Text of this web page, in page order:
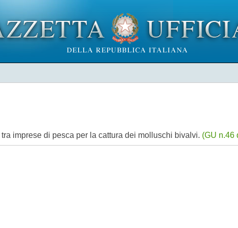
imprese di pesca per la cattura dei molluschi bivalvi. (GU n.46